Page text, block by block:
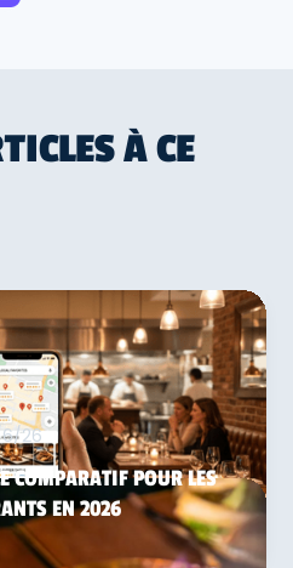
À CE
26
COMPARATIF POUR LES
EN 2026